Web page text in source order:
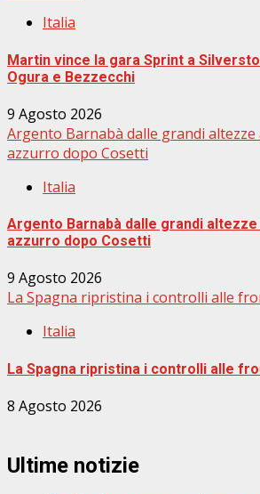
Italia
Martin vince la gara Sprint a
Ogura e Bezzecchi
9 Agosto 2026
Argento Barnabà dalle grandi altezze
azzurro dopo Cosetti
Italia
Argento Barnabà dalle grandi altezze
azzurro dopo Cosetti
9 Agosto 2026
La Spagna ripristina i controlli alle
Italia
La Spagna ripristina i controlli alle
8 Agosto 2026
Ultime notizie